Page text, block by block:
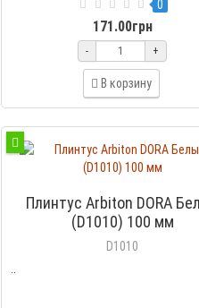
0
171.00грн
- +
В корзину
Плинтус Arbiton DORA
(D1010) 100 мм
D1010